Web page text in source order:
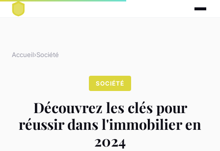
Accueil›Société
SOCIÉTÉ
Découvrez les clés pour
réussir dans l'immobilier en
2024